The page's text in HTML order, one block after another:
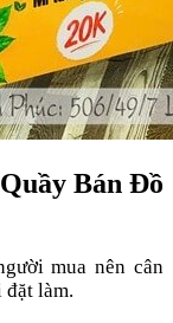
Bán Đồ
mua nên cân
đặt làm.